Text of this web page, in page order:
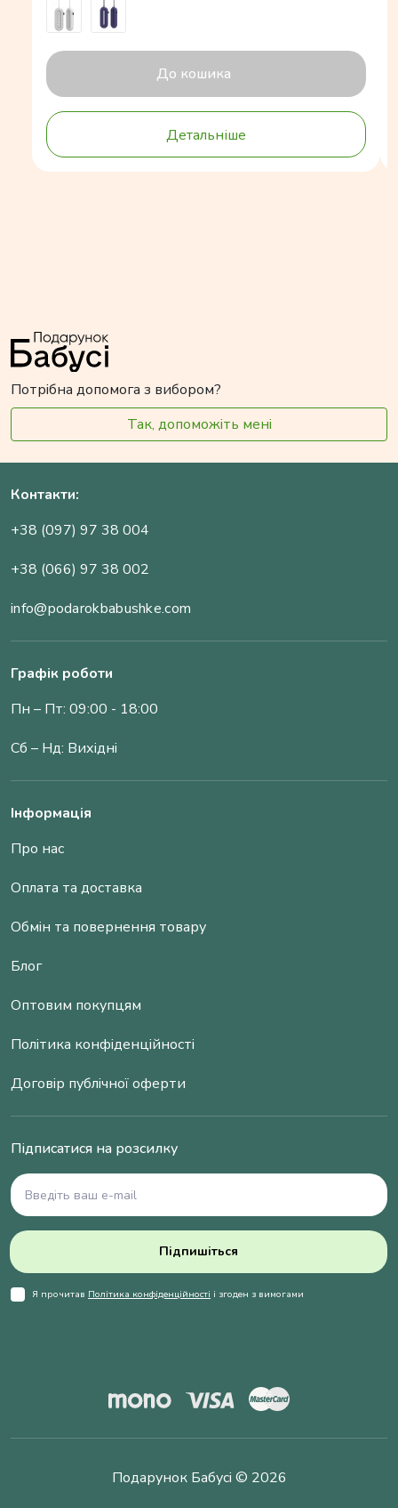
До кошика
Детальніше
Потрібна допомога з вибором?
Так, допоможіть мені
Контакти:
+38 (097) 97 38 004
+38 (066) 97 38 002
info@podarokbabushke.com
Графік роботи
Пн – Пт: 09:00 - 18:00
Сб – Нд: Вихідні
Інформація
Про нас
Оплата та доставка
Обмін та повернення товару
Блог
Оптовим покупцям
Політика конфіденційності
Договір публічної оферти
Підписатися на розсилку
Підпишіться
Я прочитав Політика конфіденційності і згоден з вимогами
Подарунок Бабусі © 2026